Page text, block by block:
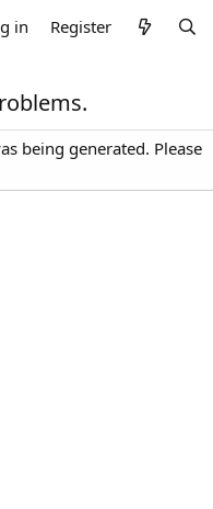
in Register
being generated. Please